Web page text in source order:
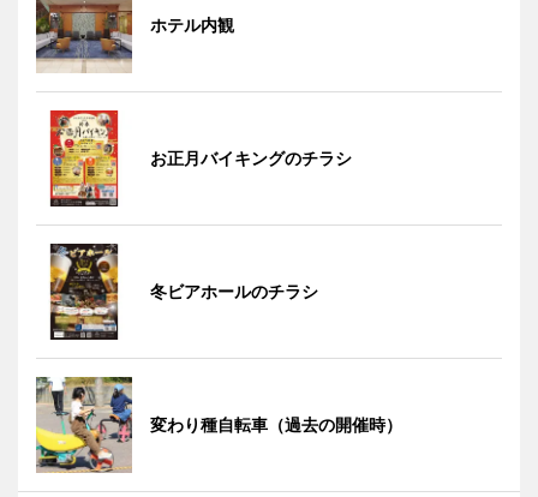
ホテル内観
お正月バイキングのチラシ
冬ビアホールのチラシ
変わり種自転車（過去の開催時）